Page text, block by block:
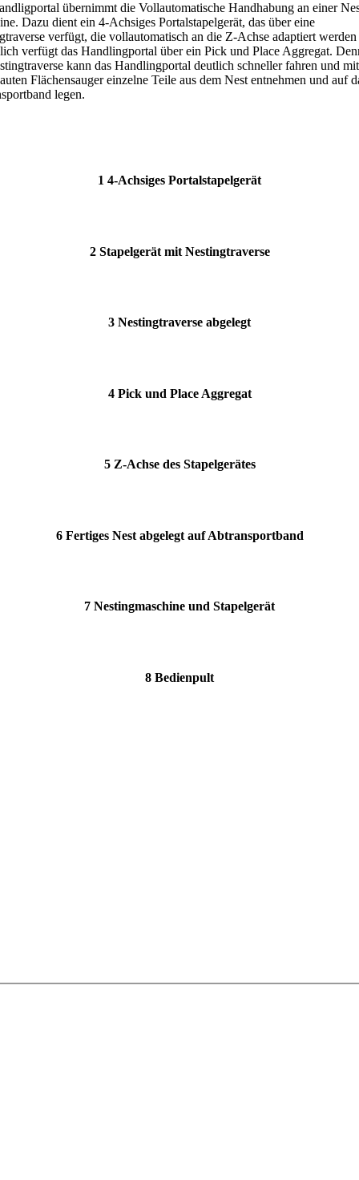
übernimmt die Vollautomatische Handhabung an einer
Dazu dient ein 4-Achsiges Portalstapelgerät, das über eine
verfügt, die vollautomatisch an die Z-Achse adaptiert
verfügt das Handlingportal über ein Pick und Place Aggregat.
kann das Handlingportal deutlich schneller fahren und
Flächensauger einzelne Teile aus dem Nest entnehmen und auf
legen.
1 4-Achsiges Portalstapelgerät
2 Stapelgerät mit Nestingtraverse
3 Nestingtraverse abgelegt
4 Pick und Place Aggregat
5 Z-Achse des Stapelgerätes
6 Fertiges Nest abgelegt auf Abtransportband
7 Nestingmaschine und Stapelgerät
8 Bedienpult